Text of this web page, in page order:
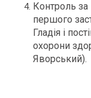
Контроль
першого
Гладія і
охорони
Яворський).